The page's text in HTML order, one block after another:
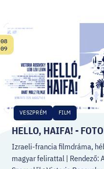
HELLO, HAIFA! -
VESZPRÉM FILM
Date:
08
09
Izraeli-francia filmdráma,
magyar felirattal | Rendező: